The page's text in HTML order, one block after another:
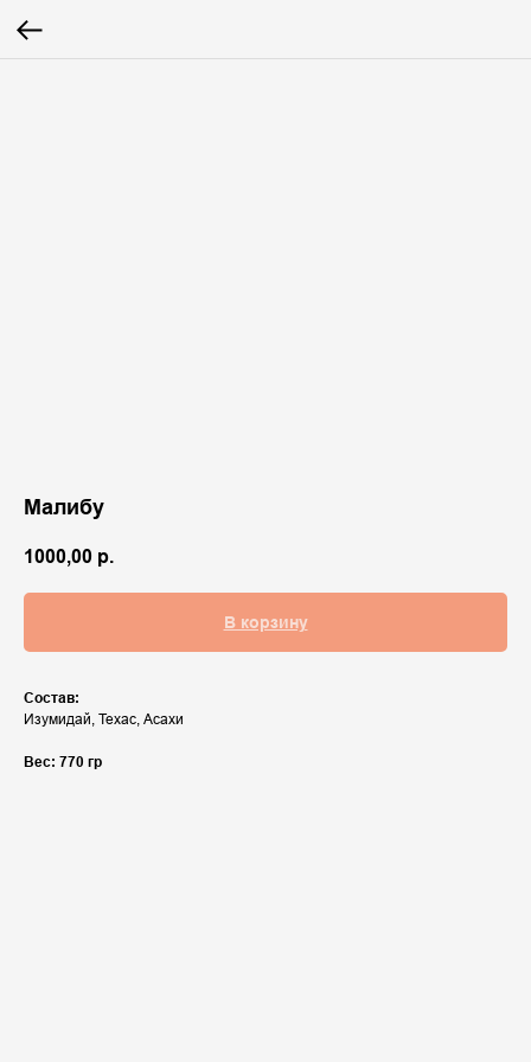
Малибу
1000,00 р.
В корзину
Состав:
Изумидай, Техас, Асахи
Вес: 770 гр